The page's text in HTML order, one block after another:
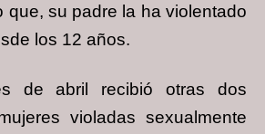
que, su padre la ha violentado
los 12 años.
de abril recibió otras dos
violadas sexualmente